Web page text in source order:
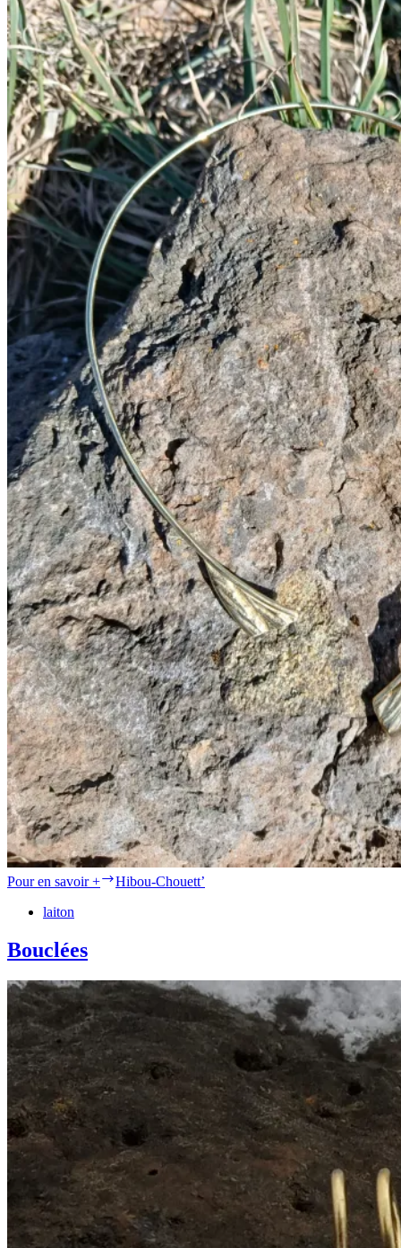
Pour en savoir +
Hibou-Chouett’
laiton
Bouclées